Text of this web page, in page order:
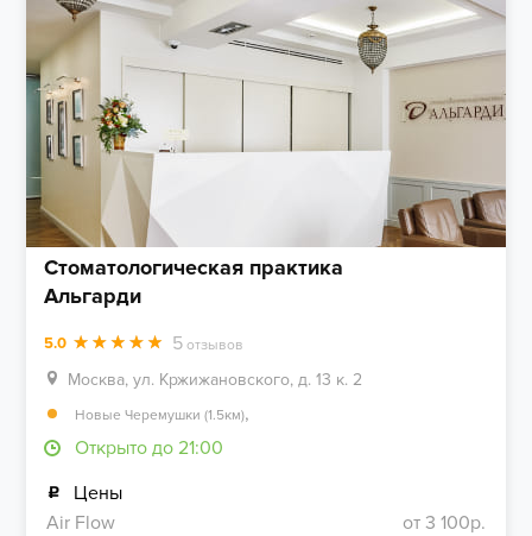
Стоматологическая практика
Альгарди
5.0 5 отзывов
Москва, ул. Кржижановского, д. 13 к. 2
Новые Черемушки (1.5км),
Открыто до 21:00
Цены
Air Flow
от 3 100р.